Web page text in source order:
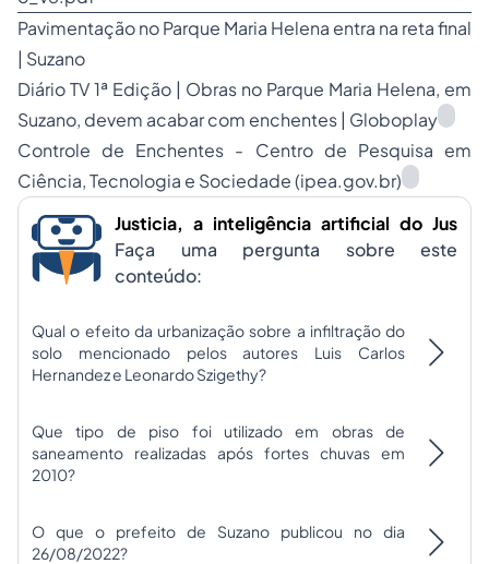
Pavimentação no Parque Maria Helena entra na reta final
| Suzano
Diário TV 1ª Edição | Obras no Parque Maria Helena, em
Suzano, devem acabar com enchentes | Globoplay
Controle de Enchentes - Centro de Pesquisa em
Ciência, Tecnologia e Sociedade (ipea.gov.br)
Justicia, a inteligência artificial do Jus
Faça uma pergunta sobre este
conteúdo:
Qual o efeito da urbanização sobre a infiltração do
solo mencionado pelos autores Luis Carlos
Hernandez e Leonardo Szigethy?
Que tipo de piso foi utilizado em obras de
saneamento realizadas após fortes chuvas em
2010?
O que o prefeito de Suzano publicou no dia
26/08/2022?